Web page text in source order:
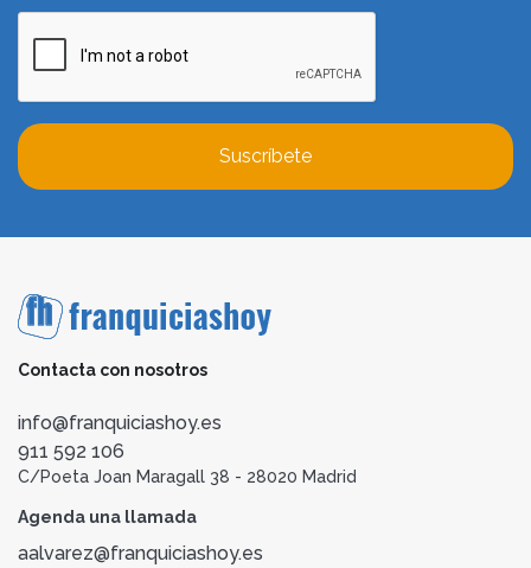
Suscríbete
Contacta con nosotros
info@franquiciashoy.es
911 592 106
C/Poeta Joan Maragall 38 - 28020 Madrid
Agenda una llamada
aalvarez@franquiciashoy.es